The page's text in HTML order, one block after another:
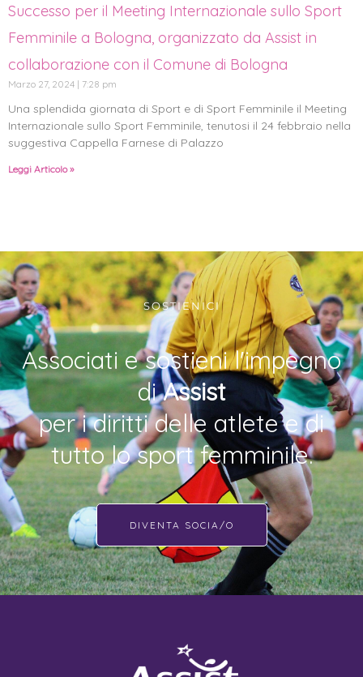
Successo per il Meeting Internazionale sullo Sport
Femminile a Bologna, organizzato da Assist in
collaborazione con il Comune di Bologna
Marzo 27, 2024 7:28 pm
Una splendida giornata di Sport e di Sport Femminile il Meeting
Internazionale sullo Sport Femminile, tenutosi il 24 febbraio nella
suggestiva Cappella Farnese di Palazzo
Leggi Articolo »
SOSTIENICI
Associati e sostieni l'impegno
diAssist
per i diritti delle atlete e di
tutto lo sport femminile.
DIVENTA SOCIA/O